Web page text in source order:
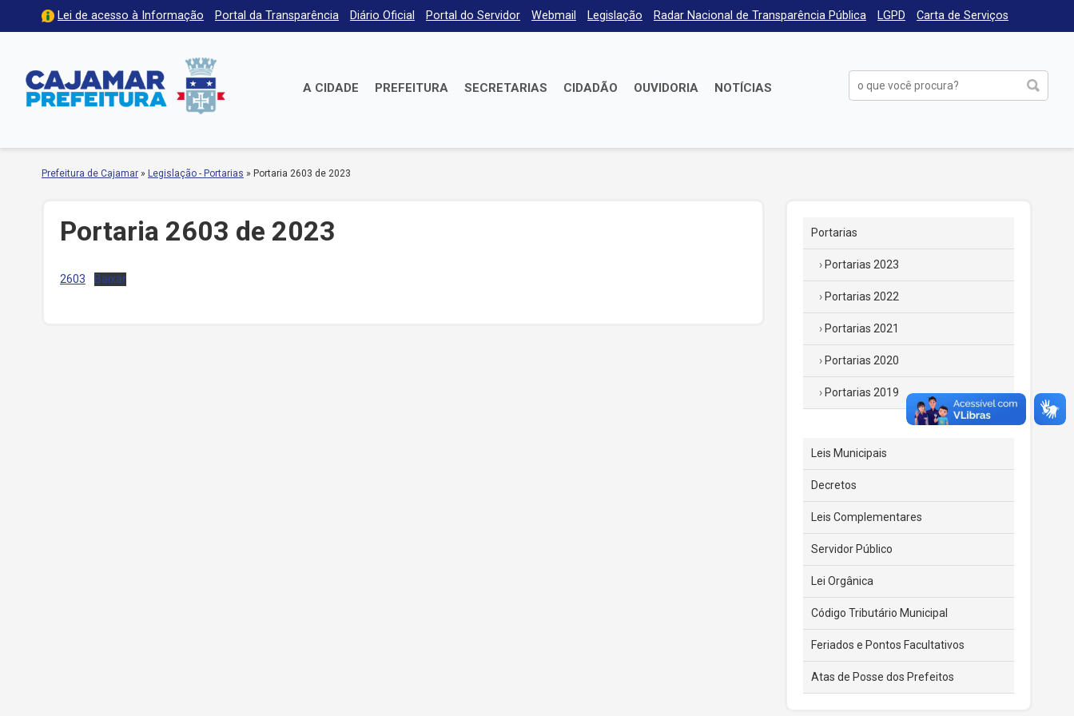
Lei de acesso à Informação Portal da Transparência Diário Oficial Portal do Servidor Webmail Legislação Radar Nacional de Transparência Pública LGPD Carta de Serviços
A CIDADE PREFEITURA SECRETARIAS CIDADÃO OUVIDORIA NOTÍCIAS
Prefeitura de Cajamar » Legislação - Portarias » Portaria 2603 de 2023
Portaria 2603 de 2023
2603 Baixar
Portarias
Portarias 2023
Portarias 2022
Portarias 2021
Portarias 2020
Portarias 2019
Leis Municipais
Decretos
Leis Complementares
Servidor Público
Lei Orgânica
Código Tributário Municipal
Feriados e Pontos Facultativos
Atas de Posse dos Prefeitos